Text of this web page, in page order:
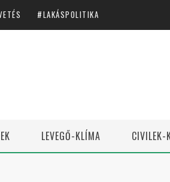
LAKÁSPOLITIKA
LEVEGŐ-KLÍMA CIVILEK-